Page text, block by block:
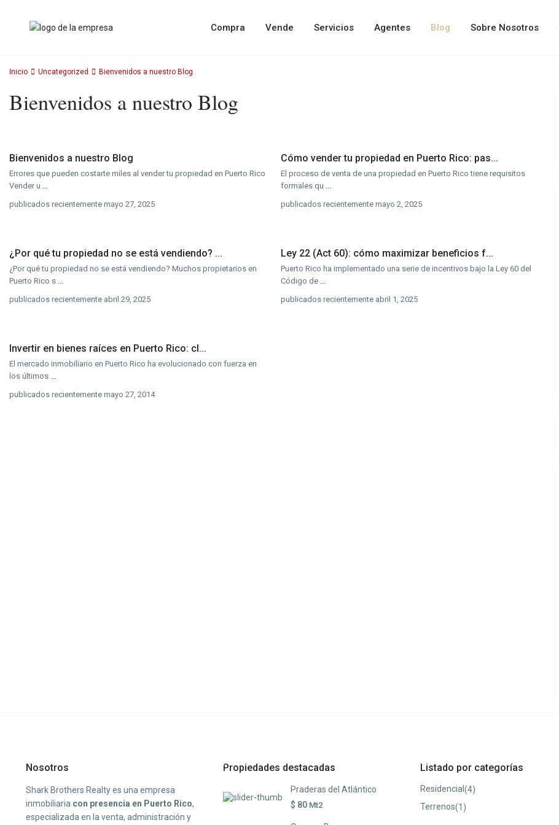
Compra Vende Servicios Agentes Blog Sobre Nosotros
Inicio Uncategorized Bienvenidos a nuestro Blog
Bienvenidos a nuestro Blog
Bienvenidos a nuestro Blog
Errores que pueden costarte miles al vender tu propiedad en Puerto Rico
Vender u ...
publicados recientemente mayo 27, 2025
Cómo vender tu propiedad en Puerto Rico: pas...
El proceso de venta de una propiedad en Puerto Rico tiene requisitos
formales qu ...
publicados recientemente mayo 2, 2025
¿Por qué tu propiedad no se está vendiendo? ...
¿Por qué tu propiedad no se está vendiendo? Muchos propietarios en
Puerto Rico s ...
publicados recientemente abril 29, 2025
Ley 22 (Act 60): cómo maximizar beneficios f...
Puerto Rico ha implementado una serie de incentivos bajo la Ley 60 del
Código de ...
publicados recientemente abril 1, 2025
Invertir en bienes raíces en Puerto Rico: cl...
El mercado inmobiliario en Puerto Rico ha evolucionado con fuerza en
los últimos ...
publicados recientemente mayo 27, 2014
Nosotros
Shark Brothers Realty es una empresa
inmobiliaria con presencia en Puerto Rico,
especializada en la venta, administración y
Propiedades destacadas
Praderas del Atlántico
$ 80 Mt2
Listado por categorías
Residencial (4)
Terrenos(1)